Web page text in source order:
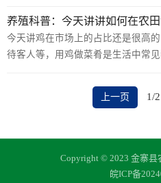
黄栀子1个，放入盆中加入适量温水
肉，在村里谁家要是做了肉，半个
眼30多年过去了，生活条件好了，
朋友让去他家吃鸡，说是散养土公
查阅资料，真正的散养土公鸡具备
助。看皮毛 就是说看公鸡的羽毛，...
养殖科普：今天讲讲如何在农
今天讲鸡在市场上的占比还是很高
待客人等，用鸡做菜肴是生活中常
养土公鸡。 土鸡适合散养，除了可
在旱作农田散养。由于旱田作物生
势较高，作物的生长期在90天以上
等作物播种前后1周左右。育雏方法
鸡1周龄开始对鸡进行训...
上一页 1/2
Copyright © 2023 金寨县
皖ICP备